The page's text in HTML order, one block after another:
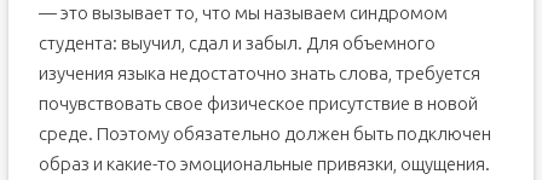
— это вызывает то, что мы называем синдромом
студента: выучил, сдал и забыл. Для объемного
изучения языка недостаточно знать слова, требуется
почувствовать свое физическое присутствие в новой
среде. Поэтому обязательно должен быть подключен
образ и какие-то эмоциональные привязки, ощущения.